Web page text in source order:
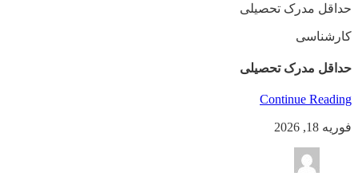
حداقل مدرک تحصیلی
کارشناسی
حداقل مدرک تحصیلی
Continue Reading
فوریه 18, 2026